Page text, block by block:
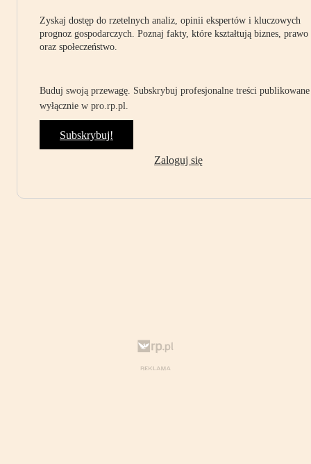
Zyskaj dostęp do rzetelnych analiz, opinii ekspertów i kluczowych
prognoz gospodarczych. Poznaj fakty, które kształtują biznes, prawo
oraz społeczeństwo.
Buduj swoją przewagę. Subskrybuj profesjonalne treści publikowane
wyłącznie w pro.rp.pl.
Subskrybuj!
Zaloguj się